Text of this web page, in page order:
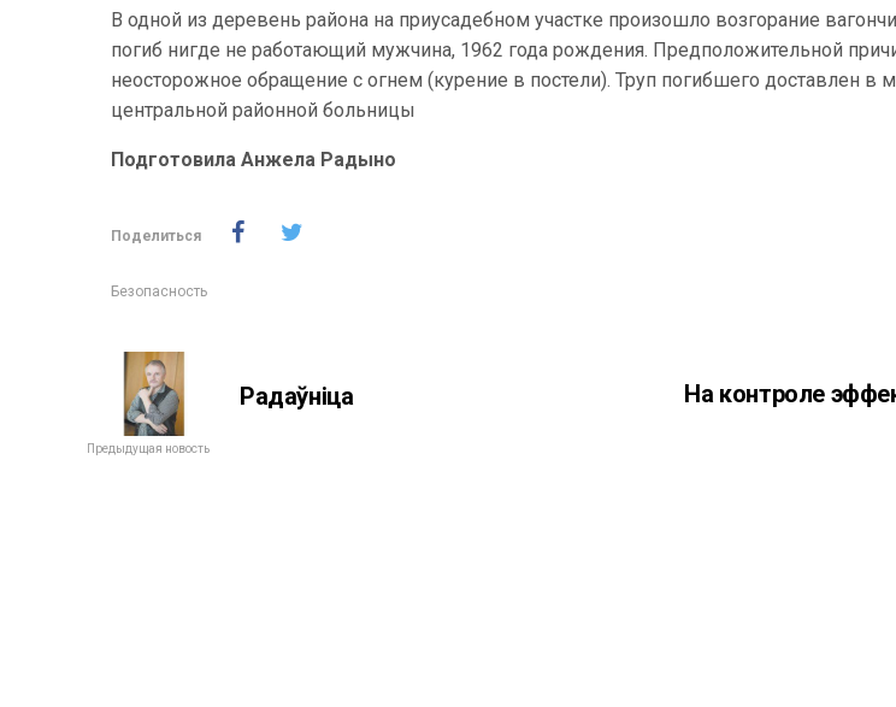
В одной из деревень района на приусадебном участке произошло возгорание
погиб нигде не работающий мужчина, 1962 года рождения. Предположительной
неосторожное обращение с огнем (курение в постели). Труп погибшего доставлен в
центральной районной больницы
Подготовила Анжела Радыно
Поделиться
Безопасность
Радаўніца
Предыдущая новость
На контроле